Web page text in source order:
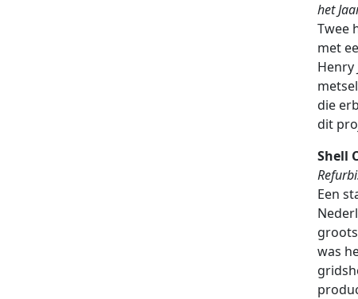
het
Twee
met
Henry
die
dit
Shell
Een
was